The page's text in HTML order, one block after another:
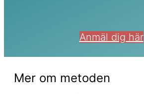
Anmäl dig här
Mer om metoden